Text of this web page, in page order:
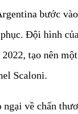
bước
Đội hình
tạo nên
Scaloni.
ngại về chấn